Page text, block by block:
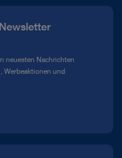
neuesten Nachrichten
Werbeaktionen und